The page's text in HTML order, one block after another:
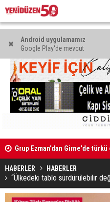
Android uygulamamız
Google Play'de mevcut
iş Grup Ezman’dan Girne’de
HABERLER HABERLER
“Ülkedeki tablo sürdürülebilir